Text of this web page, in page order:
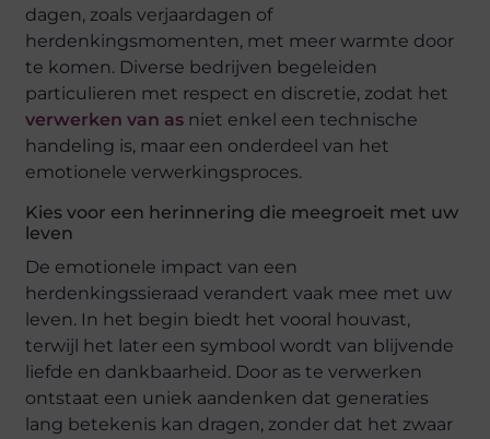
dagen, zoals verjaardagen of
herdenkingsmomenten, met meer warmte door
te komen. Diverse bedrijven begeleiden
particulieren met respect en discretie, zodat het
verwerken van as niet enkel een technische
handeling is, maar een onderdeel van het
emotionele verwerkingsproces.
Kies voor een herinnering die meegroeit met uw
leven
De emotionele impact van een
herdenkingssieraad verandert vaak mee met uw
leven. In het begin biedt het vooral houvast,
terwijl het later een symbool wordt van blijvende
liefde en dankbaarheid. Door as te verwerken
ontstaat een uniek aandenken dat generaties
lang betekenis kan dragen, zonder dat het zwaar